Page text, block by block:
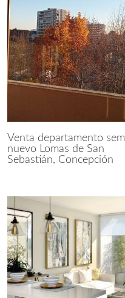
Venta departamento
nuevo Lomas de San
Sebastián, Concepción